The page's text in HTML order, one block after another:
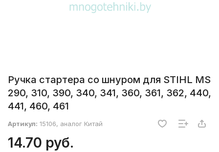
Ручка стартера со шнуром для STIHL MS
290, 310, 390, 340, 341, 360, 361, 362, 440,
441, 460, 461
Артикул: 15106, аналог Китай
14.70 руб.